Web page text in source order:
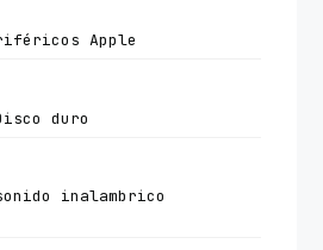
Apple
duro
inalambrico